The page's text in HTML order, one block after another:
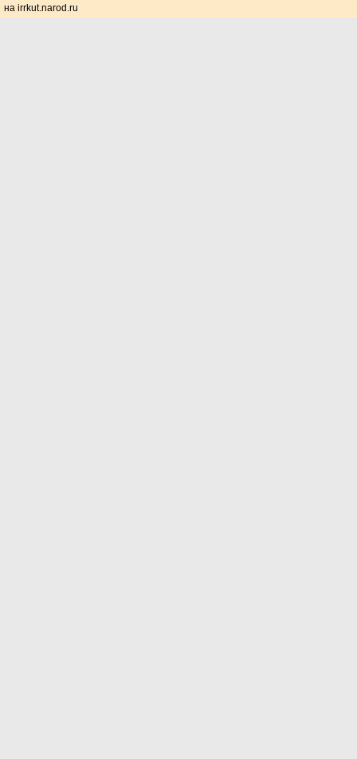
на irrkut.narod.ru